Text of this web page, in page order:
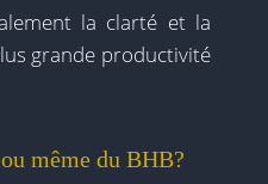
la clarté et la
grande productivité
même du BHB?